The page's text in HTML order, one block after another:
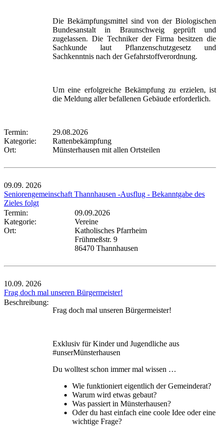
Die Bekämpfungsmittel sind von der Biologischen
Bundesanstalt in Braunschweig geprüft und
zugelassen. Die Techniker der Firma besitzen die
Sachkunde laut Pflanzenschutzgesetz und
Sachkenntnis nach der Gefahrstoffverordnung.
Um eine erfolgreiche Bekämpfung zu erzielen, ist
die Meldung aller befallenen Gebäude erforderlich.
Termin:
29.08.2026
Kategorie:
Rattenbekämpfung
Ort:
Münsterhausen mit allen Ortsteilen
09.09. 2026
Seniorengemeinschaft Thannhausen -Ausflug - Bekanntgabe des
Zieles folgt
Termin:
09.09.2026
Kategorie:
Vereine
Ort:
Katholisches Pfarrheim
Frühmeßstr. 9
86470 Thannhausen
10.09. 2026
Frag doch mal unseren Bürgermeister!
Beschreibung:
Frag doch mal unseren Bürgermeister!
Exklusiv für Kinder und Jugendliche aus
#unserMünsterhausen
Du wolltest schon immer mal wissen …
Wie funktioniert eigentlich der Gemeinderat?
Warum wird etwas gebaut?
Was passiert in Münsterhausen?
Oder du hast einfach eine coole Idee oder eine
wichtige Frage?